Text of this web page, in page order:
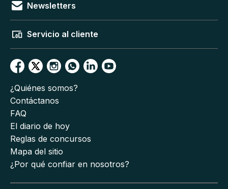
Newsletters
Servicio al cliente
¿Quiénes somos?
Contáctanos
FAQ
El diario de hoy
Reglas de concursos
Mapa del sitio
¿Por qué confiar en nosotros?